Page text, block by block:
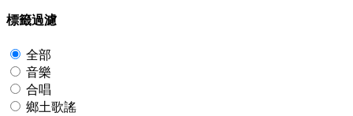
標籤過濾
全部
音樂
合唱
鄉土歌謠